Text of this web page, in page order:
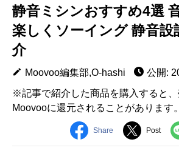
静音ミシンおすすめ4選
楽しくソーイング 静音設
介
Moovoo編集部,O-hashi
公開:
※記事で紹介した商品を購入すると
Moovooに還元されることがあります。
Share Post